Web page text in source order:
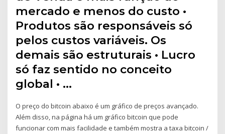
mercado e menos do custo •
Produtos são responsáveis só
pelos custos variáveis. Os
demais são estruturais • Lucro
só faz sentido no conceito
global • …
O preço do bitcoin abaixo é um gráfico de preços avançado.
Além disso, na página há um gráfico bitcoin que pode
funcionar com mais facilidade e também mostra a taxa bitcoin /